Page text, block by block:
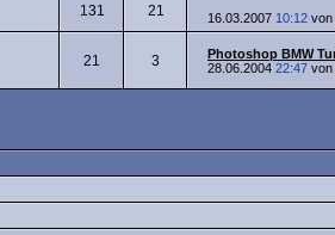
131 21 16.03.2007 10:12 von
21 3
Photoshop BMW
28.06.2004 22:47 von